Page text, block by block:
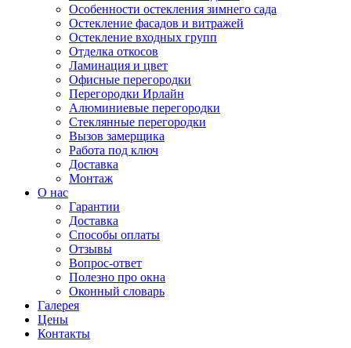
Особенности остекления зимнего сада
Остекление фасадов и витражей
Остекление входных групп
Отделка откосов
Ламинация и цвет
Офисные перегородки
Перегородки Ирлайн
Алюминиевые перегородки
Стеклянные перегородки
Вызов замерщика
Работа под ключ
Доставка
Монтаж
О нас
Гарантии
Доставка
Способы оплаты
Отзывы
Вопрос-ответ
Полезно про окна
Оконный словарь
Галерея
Цены
Контакты